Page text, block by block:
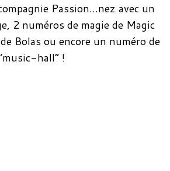
Passion…nez avec un
2 numéros de magie de Magic
Bolas ou encore un numéro de
hall” !